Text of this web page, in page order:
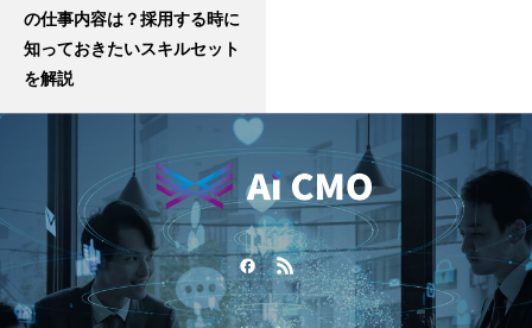
の仕事内容は？採用する時に
知っておきたいスキルセット
を解説